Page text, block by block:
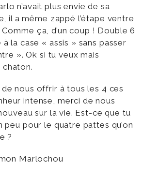
n’avait plus envie de sa
il a même zappé l’étape ventre
ça, d’un coup ! Double 6
la case « assis » sans passer
». Ok si tu veux mais
nous offrir à tous les 4 ces
intense, merci de nous
sur la vie. Est-ce que tu
peu pour le quatre pattes qu’on
?
Marlochou